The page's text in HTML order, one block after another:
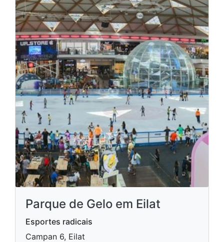
Parque de Gelo em Eilat
Esportes radicais
Campan 6, Eilat